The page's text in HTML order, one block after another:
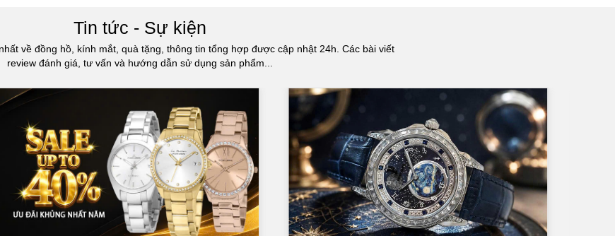
đến độ bền và độ chịu nước của sản phẩm. Đồng hồ nữ có nhiều chất liệu khác
vàng, bạc, da, cao su, vải,….
nữ rất đa dạng và mang tính cá nhân. Có các loại đồng hồ nữ có dây đeo đỏm, dây
các loại mặt đồng hồ tròn, vuông, thông thường hoặc có thiết kế đặc biệt.
của người dùng mà đồng hồ có thể có nhiều tính năng khác nhau như đồng hồ
tốc độ, đồng hồ thông minh,….
Tin tức - Sự kiện
về đồng hồ, kính mắt, quà tặng, thông tin tổng hợp được cập nhật 24h. Các bài viết
review đánh giá, tư vấn và hướng dẫn sử dụng sản phẩm...